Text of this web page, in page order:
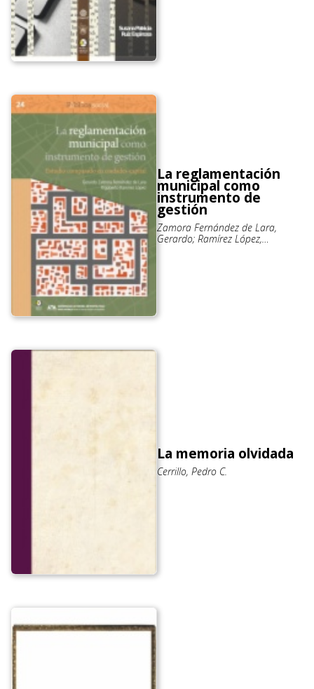
La reglamentación
municipal como
instrumento de
gestión
Zamora Fernández de Lara,
Gerardo; Ramírez López,
La memoria olvidada
Cerrillo, Pedro C.